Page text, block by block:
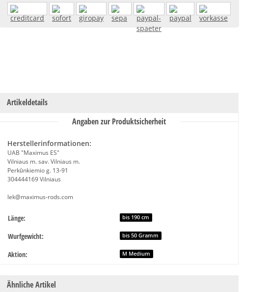
Artikeldetails
Angaben zur Produktsicherheit
Herstellerinformationen:
UAB "Maximus ES"
Vilniaus m. sav. Vilniaus m.
Perkūnkiemio g. 13-91
304444169 Vilniaus
lek@maximus-rods.com
Produkteigenschaft
Wert
Länge: bis 190 cm
Wurfgewicht: bis 50 Gramm
Aktion: M Medium
Ähnliche Artikel